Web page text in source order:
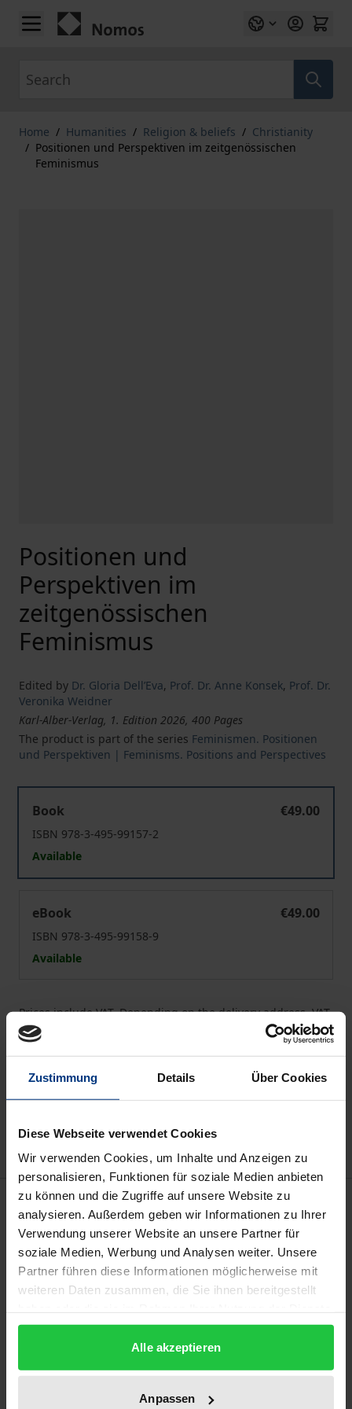
Zustimmung Details Über Cookies
Diese Webseite verwendet Cookies
Wir verwenden Cookies, um Inhalte und Anzeigen zu
personalisieren, Funktionen für soziale Medien anbieten
zu können und die Zugriffe auf unsere Website zu
analysieren. Außerdem geben wir Informationen zu Ihrer
Verwendung unserer Website an unsere Partner für
soziale Medien, Werbung und Analysen weiter. Unsere
Partner führen diese Informationen möglicherweise mit
weiteren Daten zusammen, die Sie ihnen bereitgestellt
gesammelt haben.
Alle akzeptieren
Anpassen
Skip to Content
Home / Humanities / Religion & beliefs / Christianity
/ Positionen und Perspektiven im zeitgenössischen
Feminismus
Positionen und
Perspektiven im
zeitgenössischen
Feminismus
Edited by Dr. Gloria Dell’Eva, Prof. Dr. Anne Konsek, Prof. Dr.
Veronika Weidner
Karl-Alber-Verlag, 1. Edition 2026, 400 Pages
The product is part of the series Feminismen. Positionen
und Perspektiven | Feminisms. Positions and Perspectives
Book
€49.00
ISBN 978-3-495-99157-2
Available
eBook
€49.00
ISBN 978-3-495-99158-9
Available
Prices include VAT. Depending on the delivery address, VAT
may vary at checkout.
Add to Cart
Add to Wish List
Description
In this volume, feminist philosophers and
theologians provide insights into their geopolitical
contexts, specialist areas and their socio-political
between high technical expertise and low-threshold
accessibility. Further reading references invite
readers to delve deeper into the topics discussed.